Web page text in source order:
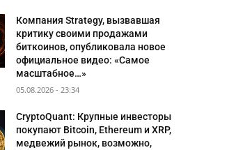
Компания Strategy, вызвавшая
критику своими продажами
биткоинов, опубликовала новое
официальное видео: «Самое
масштабное…»
05.08.2026 - 23:34
CryptoQuant: Крупные инвесторы
покупают Bitcoin, Ethereum и XRP,
медвежий рынок, возможно,